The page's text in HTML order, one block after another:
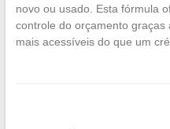
novo ou usado. Esta fórmula
controle do orçamento
mais acessíveis do que um